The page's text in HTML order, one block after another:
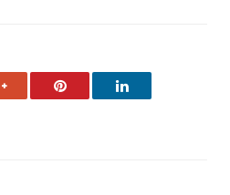
Google+ Pinterest LinkedIn